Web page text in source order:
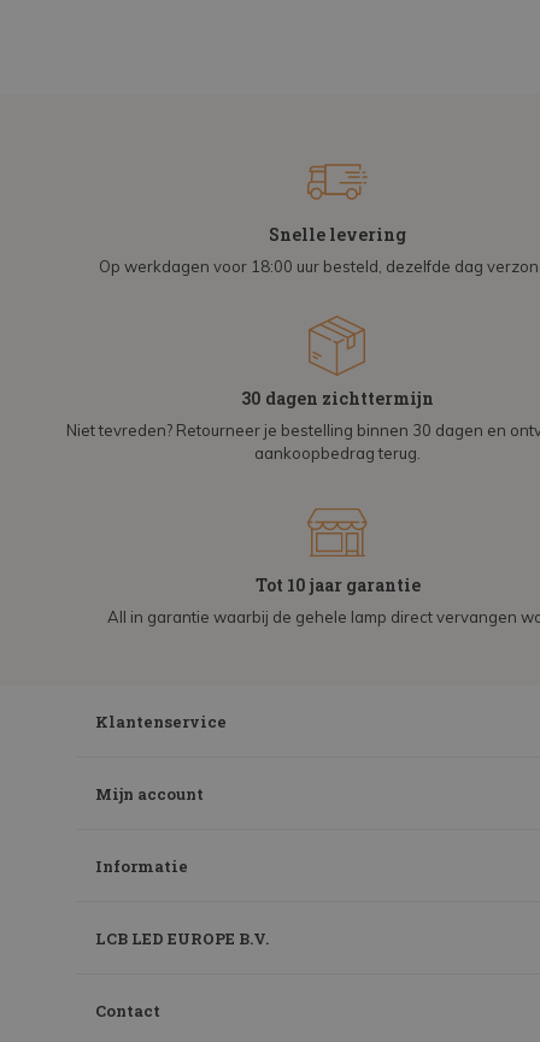
Snelle levering
Op werkdagen voor 18:00 uur besteld, dezelfde dag
30 dagen zichttermijn
Niet tevreden? Retourneer je bestelling binnen 30 dagen en
aankoopbedrag terug.
Tot 10 jaar garantie
All in garantie waarbij de gehele lamp direct vervangen
Klantenservice
Mijn account
Informatie
LCB LED EUROPE B.V.
Contact